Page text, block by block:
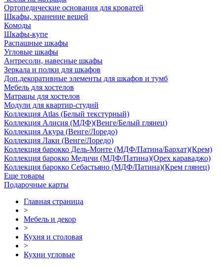
Ортопедические основания для кроватей
Шкафы, хранение вещей
Комоды
Шкафы-купе
Распашные шкафы
Угловые шкафы
Антресоли, навесные шкафы
Зеркала и полки для шкафов
Доп.декоративные элементы для шкафов и тумб
Мебель для хостелов
Матрацы для хостелов
Модули для квартир-студий
Коллекция Atlas (Белый текстурный)
Коллекция Алисия (МДФ)(Венге/Белый глянец)
Коллекция Акура (Венге/Лоредо)
Коллекция Лаки (Венге/Лоредо)
Коллекция барокко Дель-Монте (МДФ/Патина/Бархат)(Крем)
Коллекция барокко Медичи (МДФ/Патина)(Орех караваджо)
Коллекция барокко Себастьяно (МДФ/Патина)(Крем глянец)
Еще товары
Подарочные карты
Главная страница
>
Мебель и декор
>
Кухня и столовая
>
Кухни угловые